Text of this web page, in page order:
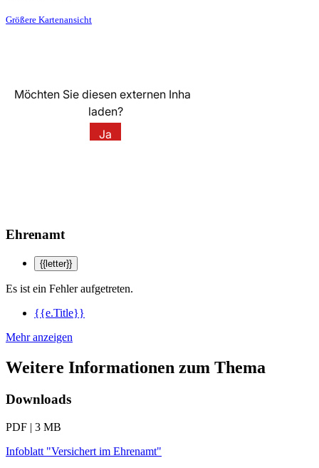
Größere Kartenansicht
Ehrenamt
{{letter}}
Es ist ein Fehler aufgetreten.
{{e.Title}}
Mehr anzeigen
Weitere Informationen zum Thema
Downloads
PDF | 3 MB
Infoblatt "Versichert im Ehrenamt"